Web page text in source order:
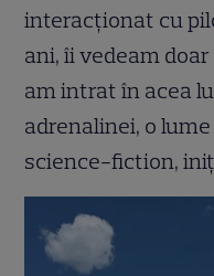
interacționat cu
ani, îi vedeam
am intrat în acea
adrenalinei, o
science-fiction,